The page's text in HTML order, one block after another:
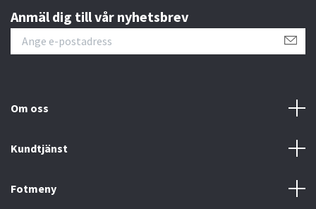
Anmäl dig till vår nyhetsbrev
Om oss
Kundtjänst
Fotmeny